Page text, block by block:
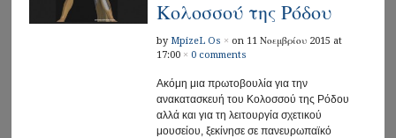
Κολοσσού της Ρόδου
by MpizeL Os × on 11 Νοεμβρίου 2015 at
17:00 × 0 comments
Aκόμη μια πρωτοβουλία για την
ανακατασκευή του Κολοσσού της Ρόδου
αλλά και για τη λειτουργία σχετικού
μουσείου, ξεκίνησε σε πανευρωπαϊκό